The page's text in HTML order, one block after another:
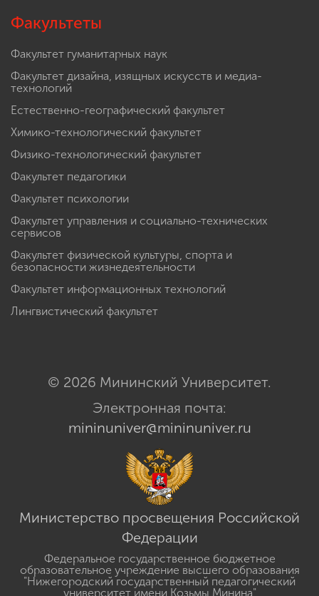
Факультеты
Факультет гуманитарных наук
Факультет дизайна, изящных искусств и медиа-
технологий
Естественно-географический факультет
Химико-технологический факультет
Физико-технологический факультет
Факультет педагогики
Факультет психологии
Факультет управления и социально-технических
сервисов
Факультет физической культуры, спорта и
безопасности жизнедеятельности
Факультет информационных технологий
Лингвистический факультет
© 2026 Мининский Университет.
Электронная почта:
mininuniver@mininuniver.ru
Министерство просвещения Российской
Федерации
Федеральное государственное бюджетное
образовательное учреждение высшего образования
"Нижегородский государственный педагогический
университет имени Козьмы Минина"